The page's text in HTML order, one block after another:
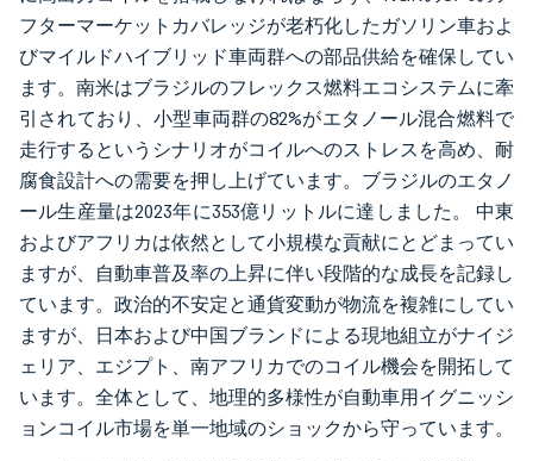
フターマーケットカバレッジが老朽化したガソリン車およ
びマイルドハイブリッド車両群への部品供給を確保してい
ます。南米はブラジルのフレックス燃料エコシステムに牽
引されており、小型車両群の82%がエタノール混合燃料で
走行するというシナリオがコイルへのストレスを高め、耐
腐食設計への需要を押し上げています。ブラジルのエタノ
ール生産量は2023年に353億リットルに達しました。 中東
およびアフリカは依然として小規模な貢献にとどまってい
ますが、自動車普及率の上昇に伴い段階的な成長を記録し
ています。政治的不安定と通貨変動が物流を複雑にしてい
ますが、日本および中国ブランドによる現地組立がナイジ
ェリア、エジプト、南アフリカでのコイル機会を開拓して
います。全体として、地理的多様性が自動車用イグニッシ
ョンコイル市場を単一地域のショックから守っています。